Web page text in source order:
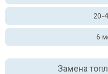
20-
6
Замена